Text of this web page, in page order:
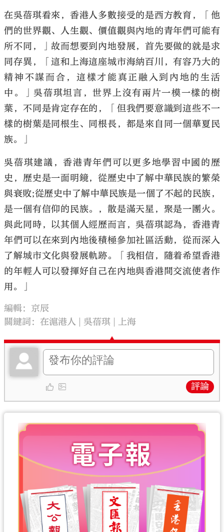
在吳蓓琪看來，香港人多數接受的是西方教育，「他
們的世界觀、人生觀、價值觀與內地的青年們可能有
所不同，」故而想要到內地發展，首先要做的就是求
同存異，「這和上海這座城市海納百川，有容乃大的
精神不謀而合，這樣才能真正融入到內地的生活
中。」吳蓓琪坦言，世界上沒有兩片一模一樣的樹
葉，不同是肯定存在的，「但我們要意識到這些不一
樣的樹葉是同根生、同根長，都是來自同一個華夏民
族。」
吳蓓琪建議，香港青年們可以更多地學習中國的歷
史，歷史是一面明鏡，從歷史中了解中華民族的繁榮
與衰敗;從歷史中了解中華民族是一個了不起的民族，
是一個有信仰的民族。，散是滿天星，聚是一團火。
與此同時，以其個人經歷而言，吳蓓琪認為，香港青
年們可以在來到內地後積極參加社區活動，從而深入
了解城市文化與發展軌跡。「我相信，隨着希望香港
的年輕人可以發揮好自己在內地與香港間交流使者作
用。」
編輯：京辰
關鍵詞：在滬港人 吳蓓琪 上海
評論